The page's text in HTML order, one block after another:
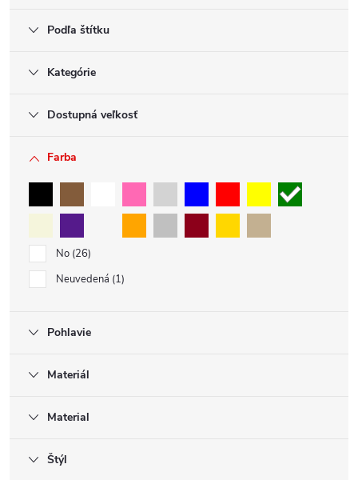
Podľa štítku
Kategórie
Dostupná veľkosť
Farba
No 26
Neuvedená 1
Pohlavie
Materiál
Material
Štýl